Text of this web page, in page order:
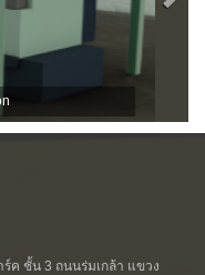
ร์ค ชั้น 3 ถนนร่มเกล้า แขวง